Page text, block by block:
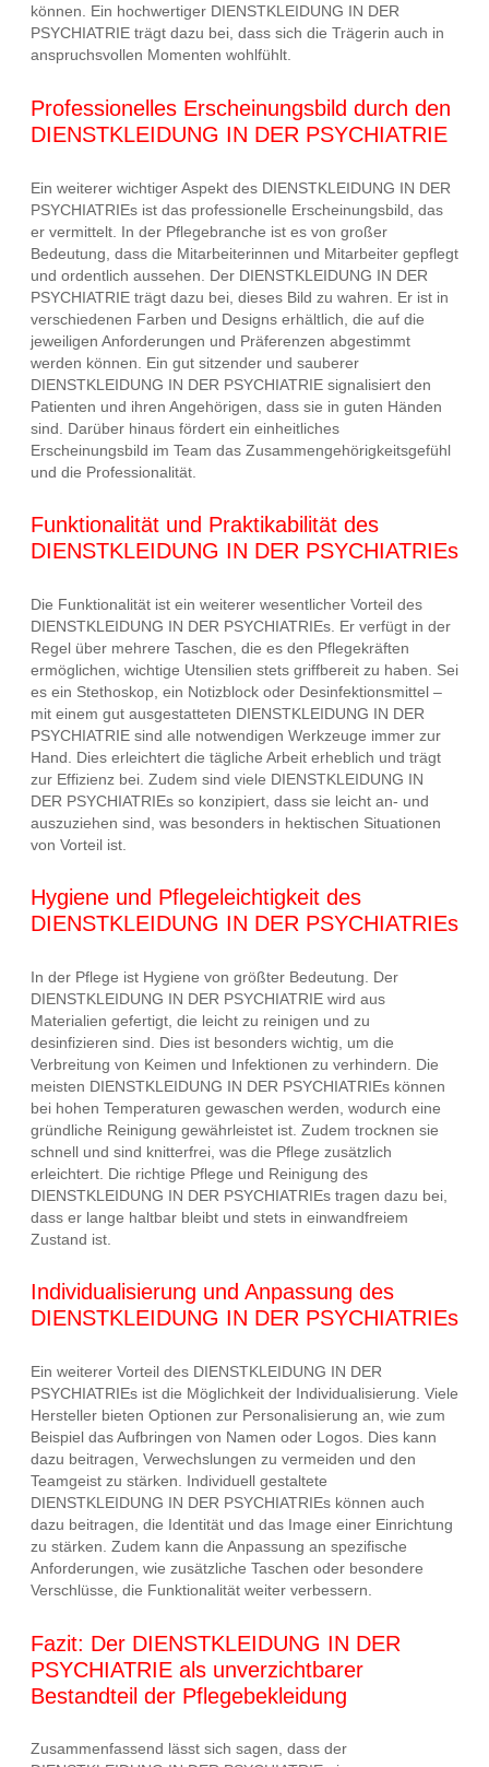
können. Ein hochwertiger DIENSTKLEIDUNG IN DER
PSYCHIATRIE trägt dazu bei, dass sich die Trägerin auch in
anspruchsvollen Momenten wohlfühlt.
Professionelles Erscheinungsbild durch den
DIENSTKLEIDUNG IN DER PSYCHIATRIE
Ein weiterer wichtiger Aspekt des DIENSTKLEIDUNG IN DER
PSYCHIATRIEs ist das professionelle Erscheinungsbild, das
er vermittelt. In der Pflegebranche ist es von großer
Bedeutung, dass die Mitarbeiterinnen und Mitarbeiter gepflegt
und ordentlich aussehen. Der DIENSTKLEIDUNG IN DER
PSYCHIATRIE trägt dazu bei, dieses Bild zu wahren. Er ist in
verschiedenen Farben und Designs erhältlich, die auf die
jeweiligen Anforderungen und Präferenzen abgestimmt
werden können. Ein gut sitzender und sauberer
DIENSTKLEIDUNG IN DER PSYCHIATRIE signalisiert den
Patienten und ihren Angehörigen, dass sie in guten Händen
sind. Darüber hinaus fördert ein einheitliches
Erscheinungsbild im Team das Zusammengehörigkeitsgefühl
und die Professionalität.
Funktionalität und Praktikabilität des
DIENSTKLEIDUNG IN DER PSYCHIATRIEs
Die Funktionalität ist ein weiterer wesentlicher Vorteil des
DIENSTKLEIDUNG IN DER PSYCHIATRIEs. Er verfügt in der
Regel über mehrere Taschen, die es den Pflegekräften
ermöglichen, wichtige Utensilien stets griffbereit zu haben. Sei
es ein Stethoskop, ein Notizblock oder Desinfektionsmittel –
mit einem gut ausgestatteten DIENSTKLEIDUNG IN DER
PSYCHIATRIE sind alle notwendigen Werkzeuge immer zur
Hand. Dies erleichtert die tägliche Arbeit erheblich und trägt
zur Effizienz bei. Zudem sind viele DIENSTKLEIDUNG IN
DER PSYCHIATRIEs so konzipiert, dass sie leicht an- und
auszuziehen sind, was besonders in hektischen Situationen
von Vorteil ist.
Hygiene und Pflegeleichtigkeit des
DIENSTKLEIDUNG IN DER PSYCHIATRIEs
In der Pflege ist Hygiene von größter Bedeutung. Der
DIENSTKLEIDUNG IN DER PSYCHIATRIE wird aus
Materialien gefertigt, die leicht zu reinigen und zu
desinfizieren sind. Dies ist besonders wichtig, um die
Verbreitung von Keimen und Infektionen zu verhindern. Die
meisten DIENSTKLEIDUNG IN DER PSYCHIATRIEs können
bei hohen Temperaturen gewaschen werden, wodurch eine
gründliche Reinigung gewährleistet ist. Zudem trocknen sie
schnell und sind knitterfrei, was die Pflege zusätzlich
erleichtert. Die richtige Pflege und Reinigung des
DIENSTKLEIDUNG IN DER PSYCHIATRIEs tragen dazu bei,
dass er lange haltbar bleibt und stets in einwandfreiem
Zustand ist.
Individualisierung und Anpassung des
DIENSTKLEIDUNG IN DER PSYCHIATRIEs
Ein weiterer Vorteil des DIENSTKLEIDUNG IN DER
PSYCHIATRIEs ist die Möglichkeit der Individualisierung. Viele
Hersteller bieten Optionen zur Personalisierung an, wie zum
Beispiel das Aufbringen von Namen oder Logos. Dies kann
dazu beitragen, Verwechslungen zu vermeiden und den
Teamgeist zu stärken. Individuell gestaltete
DIENSTKLEIDUNG IN DER PSYCHIATRIEs können auch
dazu beitragen, die Identität und das Image einer Einrichtung
zu stärken. Zudem kann die Anpassung an spezifische
Anforderungen, wie zusätzliche Taschen oder besondere
Verschlüsse, die Funktionalität weiter verbessern.
Fazit: Der DIENSTKLEIDUNG IN DER
PSYCHIATRIE als unverzichtbarer
Bestandteil der Pflegebekleidung
Zusammenfassend lässt sich sagen, dass der